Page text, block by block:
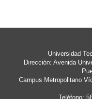
Universidad
Dirección: Avenida
Campus Metropolitano
Teléfono: